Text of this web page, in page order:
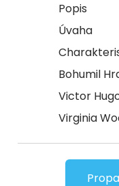
Popis
Úvaha
Bohumil
Victor
Virginia